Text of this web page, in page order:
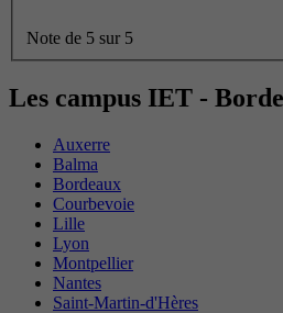
Note de 5 sur 5
Les campus IET -
Auxerre
Balma
Bordeaux
Courbevoie
Lille
Lyon
Montpellier
Nantes
Saint-Martin-d'Hères